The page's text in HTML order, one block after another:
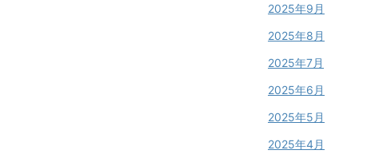
2025年9月
2025年8月
2025年7月
2025年6月
2025年5月
2025年4月